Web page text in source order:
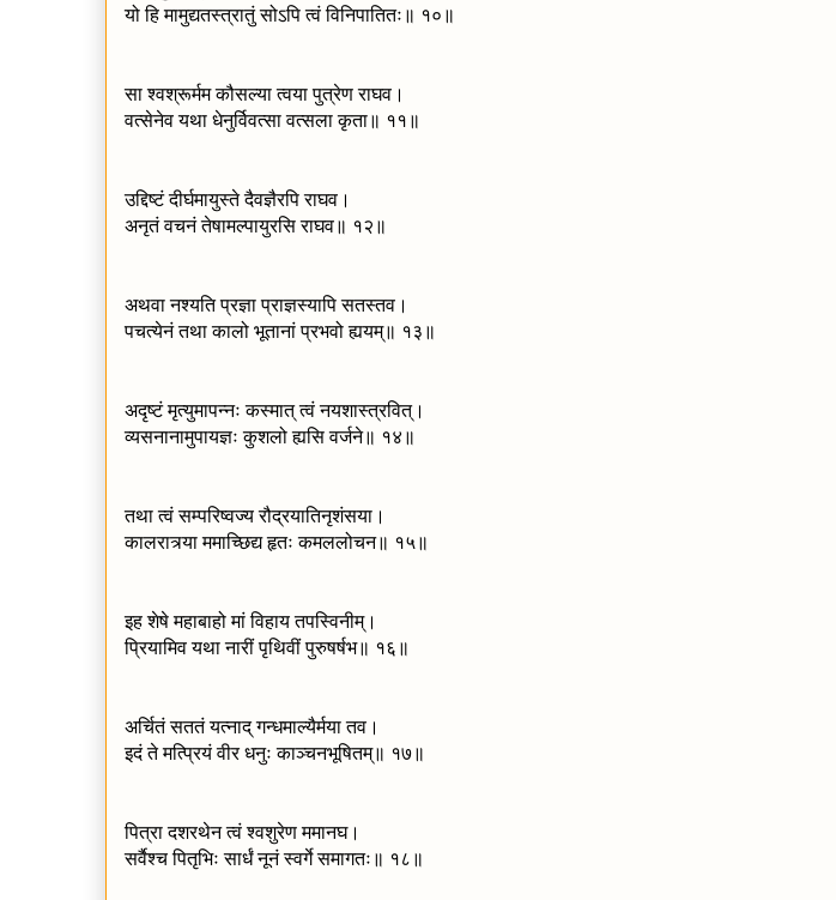
यो हि मामुद्यतस्त्रातुं सोऽपि त्वं विनिपातितः॥ १०॥
सा श्वश्रूर्मम कौसल्या त्वया पुत्रेण राघव।
वत्सेनेव यथा धेनुर्विवत्सा वत्सला कृता॥ ११॥
उद्दिष्टं दीर्घमायुस्ते दैवज्ञैरपि राघव।
अनृतं वचनं तेषामल्पायुरसि राघव॥ १२॥
अथवा नश्यति प्रज्ञा प्राज्ञस्यापि सतस्तव।
पचत्येनं तथा कालो भूतानां प्रभवो ह्ययम्॥ १३॥
अदृष्टं मृत्युमापन्नः कस्मात् त्वं नयशास्त्रवित्।
व्यसनानामुपायज्ञः कुशलो ह्यसि वर्जने॥ १४॥
तथा त्वं सम्परिष्वज्य रौद्रयातिनृशंसया।
कालरात्र्या ममाच्छिद्य हृतः कमललोचन॥ १५॥
इह शेषे महाबाहो मां विहाय तपस्विनीम्।
प्रियामिव यथा नारीं पृथिवीं पुरुषर्षभ॥ १६॥
अर्चितं सततं यत्नाद् गन्धमाल्यैर्मया तव।
इदं ते मत्प्रियं वीर धनुः काञ्चनभूषितम्॥ १७॥
पित्रा दशरथेन त्वं श्वशुरेण ममानघ।
सर्वैश्च पितृभिः सार्धं नूनं स्वर्गे समागतः॥ १८॥